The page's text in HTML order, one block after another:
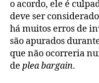
o acordo, ele é
deve ser
há muitos erros de
são apurados
que não ocorreria
de pleabargain.